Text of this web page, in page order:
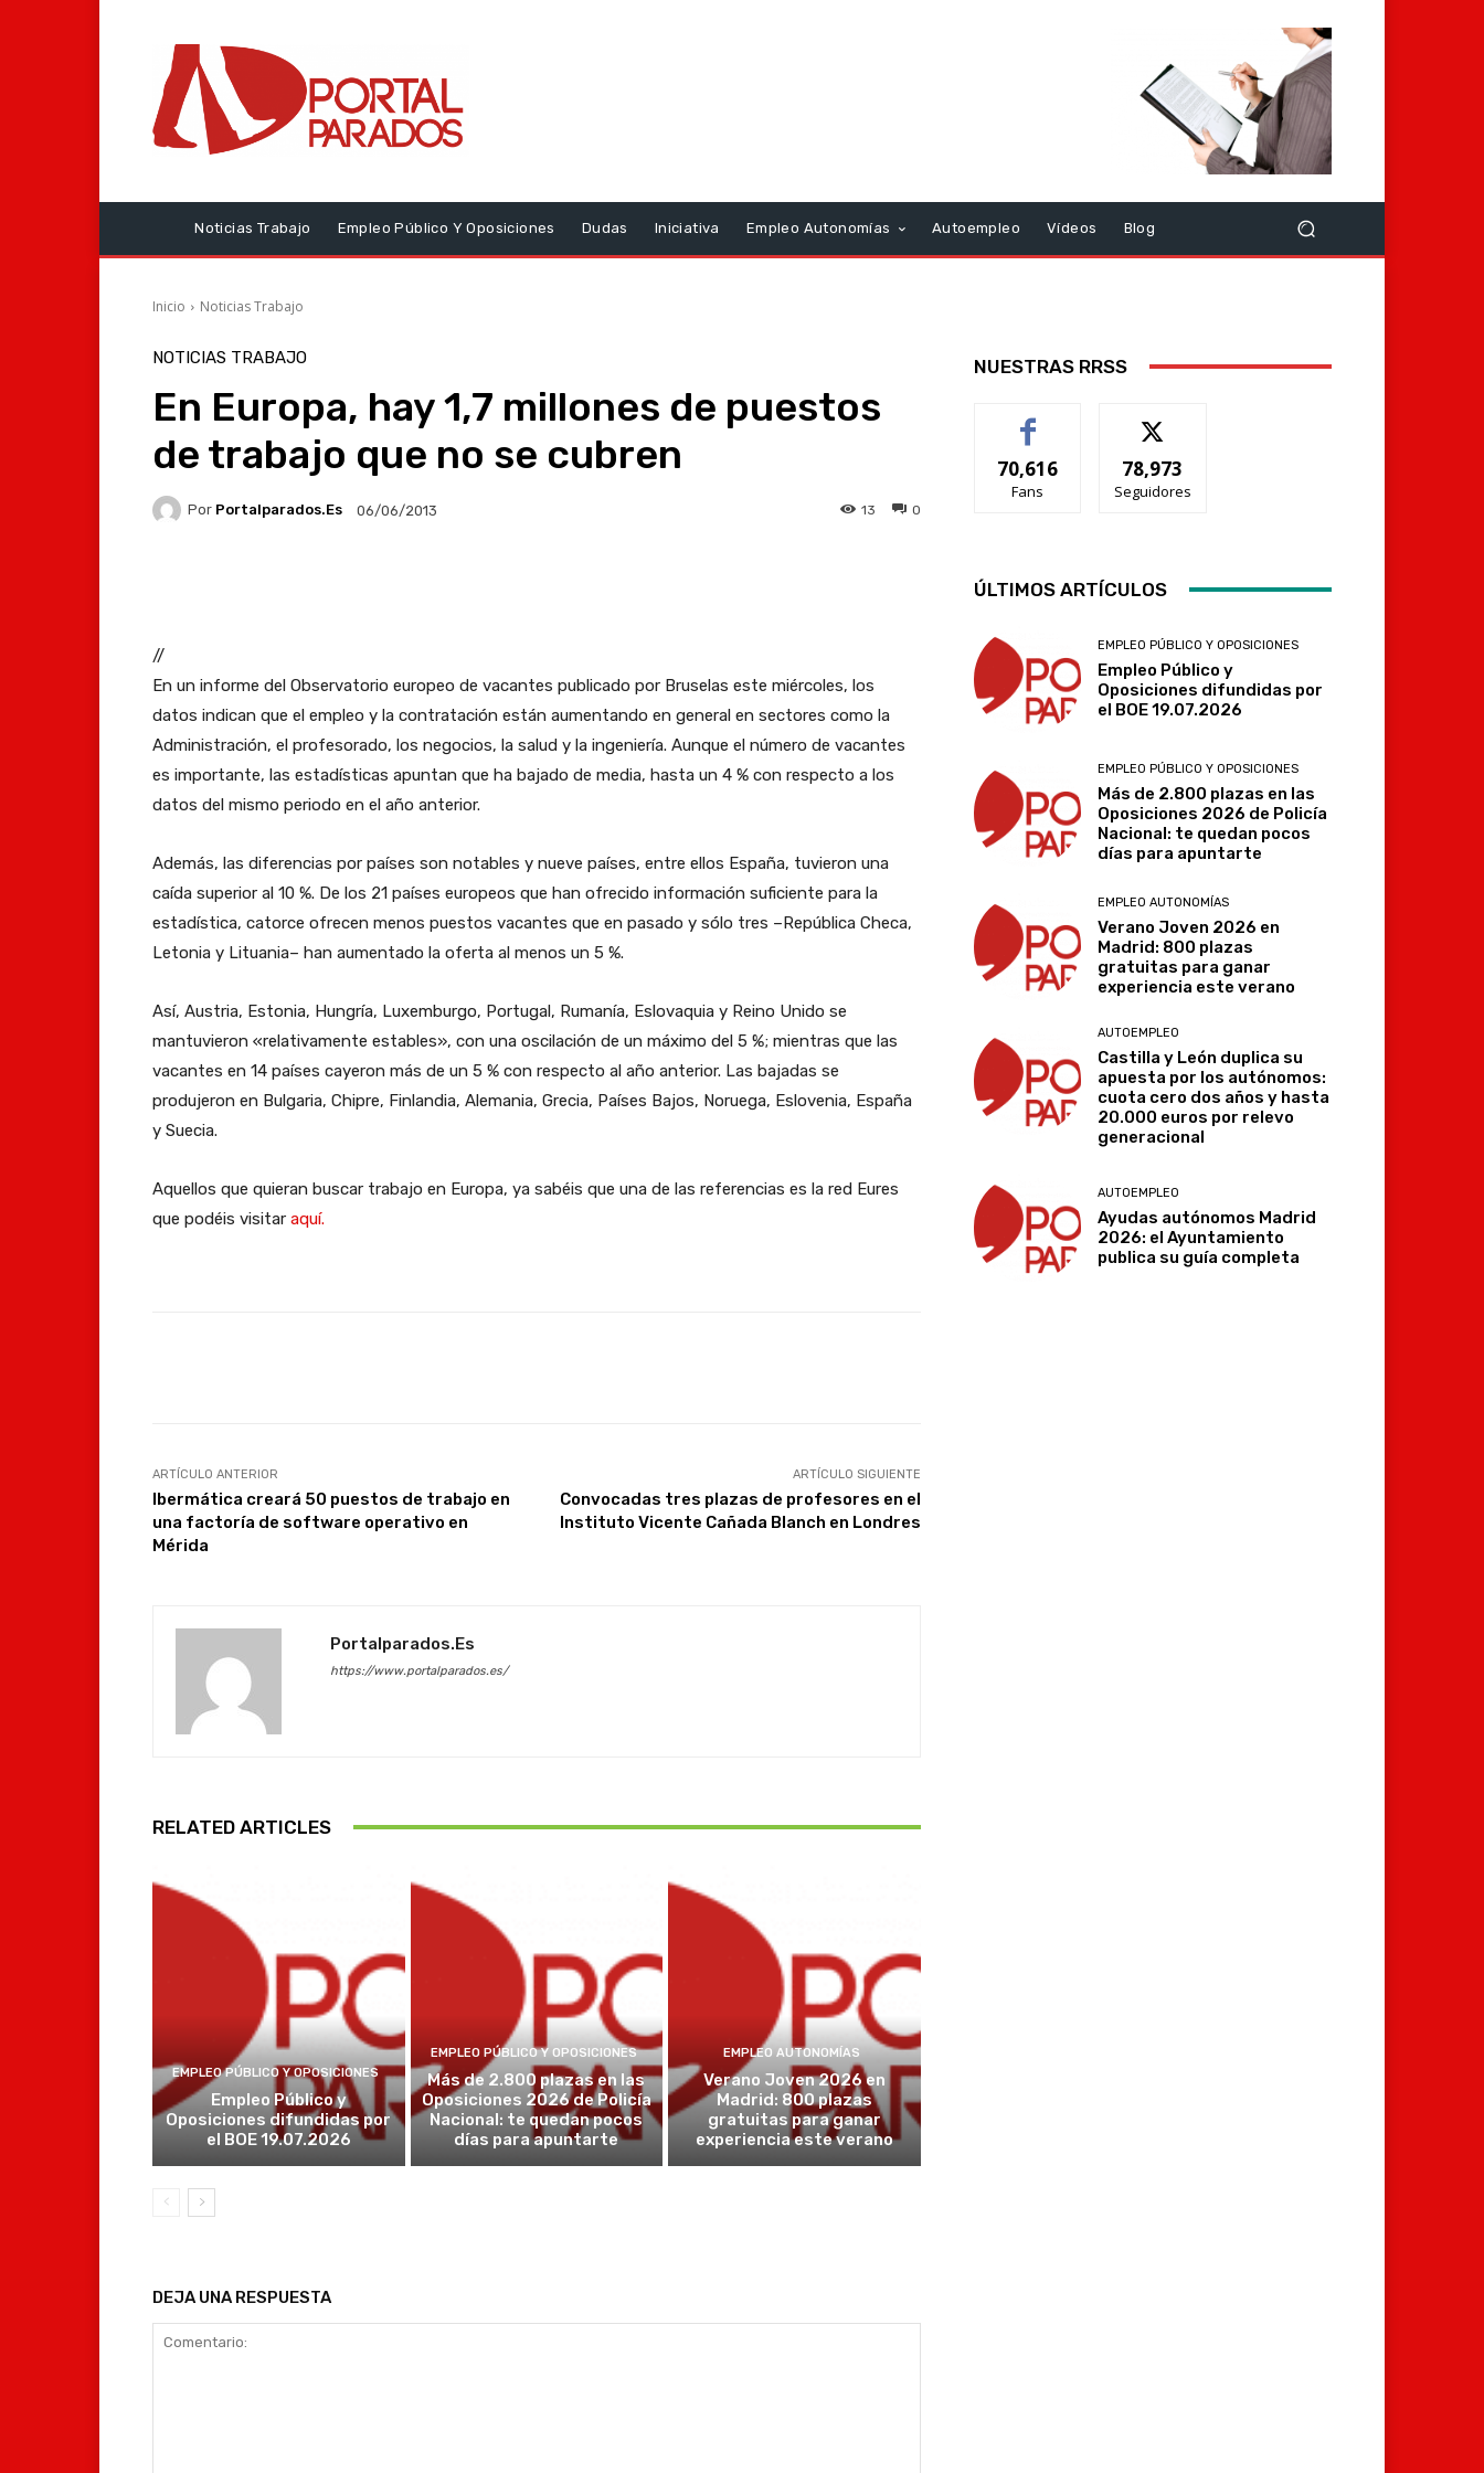
Noticias Trabajo Empleo Público Y Oposiciones Dudas Iniciativa Empleo Autonomías Autoempleo Vídeos Blog
Inicio Noticias Trabajo
NOTICIAS TRABAJO
En Europa, hay 1,7 millones de puestos
de trabajo que no se cubren
Por Portalparados.es 06/06/2013 0
13
Telegram
//
En un informe del Observatorio europeo de vacantes publicado por Bruselas este miércoles, los
datos indican que el empleo y la contratación están aumentando en general en sectores como la
Administración, el profesorado, los negocios, la salud y la ingeniería. Aunque el número de vacantes
es importante, las estadísticas apuntan que ha bajado de media, hasta un 4 % con respecto a los
datos del mismo periodo en el año anterior.
Además, las diferencias por países son notables y nueve países, entre ellos España, tuvieron una
caída superior al 10 %. De los 21 países europeos que han ofrecido información suficiente para la
estadística, catorce ofrecen menos puestos vacantes que en pasado y sólo tres –República Checa,
Letonia y Lituania– han aumentado la oferta al menos un 5 %.
Así, Austria, Estonia, Hungría, Luxemburgo, Portugal, Rumanía, Eslovaquia y Reino Unido se
mantuvieron «relativamente estables», con una oscilación de un máximo del 5 %; mientras que las
vacantes en 14 países cayeron más de un 5 % con respecto al año anterior. Las bajadas se
produjeron en Bulgaria, Chipre, Finlandia, Alemania, Grecia, Países Bajos, Noruega, Eslovenia, España
y Suecia.
Aquellos que quieran buscar trabajo en Europa, ya sabéis que una de las referencias es la red Eures
que podéis visitar aquí.
ARTÍCULO ANTERIOR
Ibermática creará 50 puestos de trabajo en
una factoría de software operativo en
Mérida
ARTÍCULO SIGUIENTE
Convocadas tres plazas de profesores en el
Instituto Vicente Cañada Blanch en Londres
Portalparados.es
https://www.portalparados.es/
RELATED ARTICLES
EMPLEO PÚBLICO Y OPOSICIONES
Empleo Público y
Oposiciones difundidas por
el BOE 19.07.2026
EMPLEO PÚBLICO Y OPOSICIONES
Más de 2.800 plazas en las
Oposiciones 2026 de Policía
Nacional: te quedan pocos
días para apuntarte
EMPLEO AUTONOMÍAS
Verano Joven 2026 en
Madrid: 800 plazas
gratuitas para ganar
experiencia este verano
DEJA UNA RESPUESTA
NUESTRAS RRSS
70,616
Fans
78,973
Seguidores
ÚLTIMOS ARTÍCULOS
EMPLEO PÚBLICO Y OPOSICIONES
Empleo Público y
Oposiciones difundidas por
el BOE 19.07.2026
EMPLEO PÚBLICO Y OPOSICIONES
Más de 2.800 plazas en las
Oposiciones 2026 de Policía
Nacional: te quedan pocos
días para apuntarte
EMPLEO AUTONOMÍAS
Verano Joven 2026 en
Madrid: 800 plazas
gratuitas para ganar
experiencia este verano
AUTOEMPLEO
Castilla y León duplica su
apuesta por los autónomos:
cuota cero dos años y hasta
20.000 euros por relevo
generacional
AUTOEMPLEO
Ayudas autónomos Madrid
2026: el Ayuntamiento
publica su guía completa